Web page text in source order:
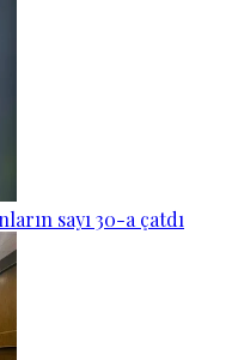
sayı 30-a çatdı